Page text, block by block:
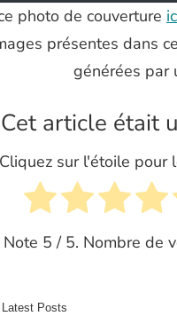
photo de couverture
présentes dans
générées par
Cet article était
Cliquez sur l'étoile pour
Note 5 / 5. Nombre de
Latest Posts